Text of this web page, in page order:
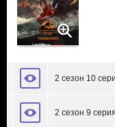
2 сезон 10
2 сезон 9 серия